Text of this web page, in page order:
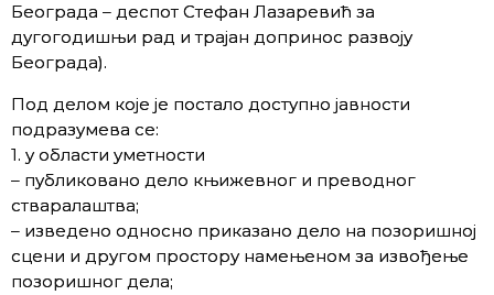
Београда – деспот Стефан Лазаревић за
дугогодишњи рад и трајан допринос развоју
Београда).
Под делом које је постало доступно јавности
подразумева се:
1. у области уметности
– публиковано дело књижевног и преводног
стваралаштва;
– изведено односно приказано дело на позоришној
сцени и другом простору намењеном за извођење
позоришног дела;